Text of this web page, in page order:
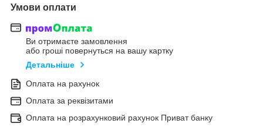
Умови оплати
Ви отримаєте замовлення
або гроші повернуться на вашу картку
Детальніше
Оплата на рахунок
Оплата за реквізитами
Оплата на розрахунковий рахунок Приват банку